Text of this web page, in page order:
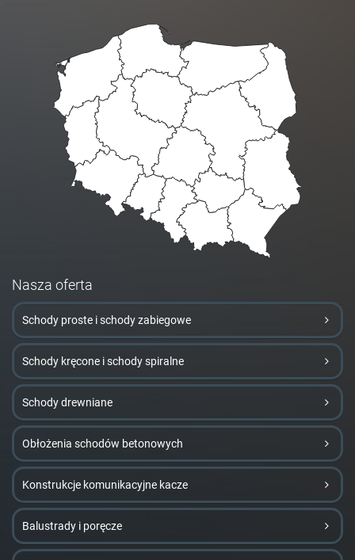
Nasza oferta
Schody proste i schody zabiegowe
Schody kręcone i schody spiralne
Schody drewniane
Obłożenia schodów betonowych
Konstrukcje komunikacyjne kacze
Balustrady i poręcze